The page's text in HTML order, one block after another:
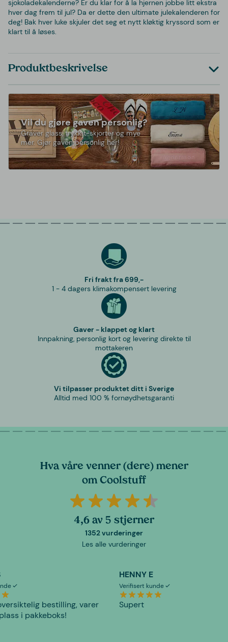
sjokoladekalenderne? Er du klar for å la hjernen jobbe litt ekstra
hver dag frem til jul? Da er dette den ultimate julekalenderen for
deg! Bak hver luke skjuler det seg et nytt kløktig kryssord som er
klart til å løses.
Produktbeskrivelse
Vil du gjøre gaven personlig?
Graver glass, trykk t-skjorter og mye
mer. Gjør gaven personlig her!
Fri frakt fra 699,-
1 - 4 dagers klimakompensert levering
Gaver - klappet og klart
Innpakning, personlig kort og levering direkte til
mottakeren
Vi tilpasser produktet ditt i Sverige
Alltid med 100 % fornøydhetsgaranti
Hva våre venner (dere) mener
om Coolstuff
4,6 av 5 stjerner
1352 vurderinger
Les alle vurderinger
bestilling, varer
i pakkeboks!
HENNY E
Verifisert kunde
Supert